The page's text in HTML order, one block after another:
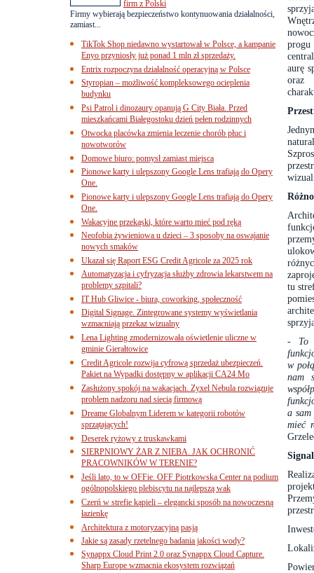
aurę
oraz
tu
- To
w
nam
a
mieć
firm z Polski
Firmy wybierają bezpieczeństwo kontynuowania działalności,
zamiast...
TikTok Shop niedawno wystartował w Polsce, a kampanie
Enyo przyniosły już ponad 1 mln zł sprzedaży.
Entrix rozpoczyna działalność operacyjną w Polsce
Styropian – możliwość kompleksowego ocieplenia
budynku
Psi Patrol i dinozaury opanują G City Biała. Przed
mieszkańcami Białegostoku dzień pełen rodzinnych
Otwocka placówka zmienia leczenie chorób płuc i
nowotworów
Domowe biuro: pomysł zamiast miejsca
Pionowe karty i ulepszony Google Lens trafiają do Opery
One.
Pionowe karty i ulepszony Google Lens trafiają do Opery
One.
Wakacyjne przekąski, które warto mieć pod ręką
Neofobia żywieniowa u dzieci – 3 sposoby na oswajanie
nowych smaków
Ukazał się Raport ESG Credit Agricole za 2025 rok
Automatyzacja i cyfryzacja służby zdrowia lekarstwem na
problemy szpitali?
IT Hub Gliwice - biura, coworking, społeczność
Digital Signage. Zintegrowane systemy wyświetlania
wzmacniają przekaz wizualny
Lena Lighting zmodernizowała oświetlenie uliczne w
gminie Gierałtowice
Credit Agricole rozwija cyfrową sprzedaż ubezpieczeń.
Pakiet na Wypadki dostępny w aplikacji CA24 Mo
Zasłużony spokój na wakacjach. Zyxel Nebula rozwiązuje
problem nadzoru nad siecią firmową
Dreame Globalnym Liderem w kategorii robotów
sprzątających!
Deserek ryżowy z truskawkami
SIERPNIOWY ŻAR Z NIEBA. JAK OCHRONIĆ
PRACOWNIKÓW W TERENIE?
Jeśli lato, to w OFFie. OFF Piotrkowska Center na podium
ogólnopolskiego plebiscytu na najlepszą wak
Czerń w strefie kąpieli – elegancki sposób na nowoczesną
łazienkę
Architektura z motoryzacyjną pasją
Jakie są zasady rzetelnego badania jakości wody?
Synappx Cloud Print 2.0 oraz Synappx Cloud Capture.
Sharp Europe wzmacnia ekosystem rozwiązań